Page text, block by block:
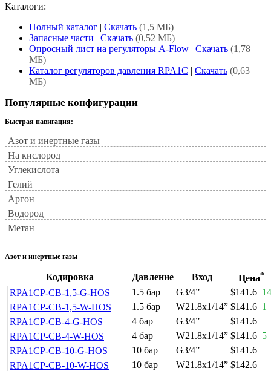
Каталоги:
Полный каталог | Скачать (1,5 МБ)
Запасные части | Скачать (0,52 МБ)
Опросный лист на регуляторы A-Flow | Скачать (1,78
МБ)
Каталог регуляторов давления RPA1C | Скачать (0,63
МБ)
Популярные конфигурации
Быстрая навигация:
Азот и инертные газы
На кислород
Углекислота
Гелий
Аргон
Водород
Метан
Азот и инертные газы
Кодировка Давление Вход Цена*
RPA1CP-CB-1,5-G-HOS 1.5 бар G3/4” $141.6 14
RPA1CP-CB-1,5-W-HOS
1.5 бар W21.8x1/14” $141.6 1
RPA1CP-CB-4-G-HOS
4 бар G3/4”
$141.6
RPA1CP-CB-4-W-HOS
4 бар W21.8x1/14” $141.6 5
RPA1CP-CB-10-G-HOS
10 бар G3/4”
$141.6
RPA1CP-CB-10-W-HOS
10 бар W21.8x1/14” $142.6